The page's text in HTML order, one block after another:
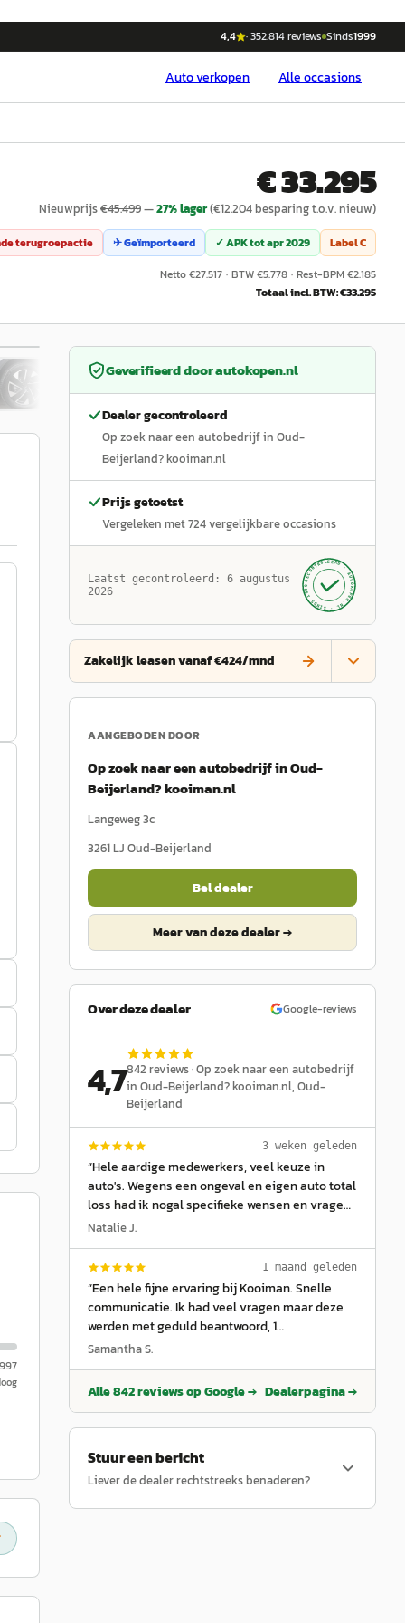
4,4 ·352.814reviews Sinds1999
Autoverkopen Alle occasions
€ 33.295
Nieuwprijs€45.499—27% lager(€12.204besparing t.o.v. nieuw)
terugroepactie ✈ Geïmporteerd ✓ APK totapr 2029 LabelC
Netto €27.517 · BTW €5.778 · Rest-BPM €2.185
Totaal incl. BTW: €33.295
/37
Geverifieerd doorautokopen.nl
Dealer gecontroleerd
Op zoek naar een autobedrijf in Oud-
Beijerland? kooiman.nl
Prijs getoetst
Vergeleken met724vergelijkbare occasions
Laatst gecontroleerd: 6 augustus
2026
GECONTROLEERD ·
AUTOKOPEN.NL
· SINDS 1999 ·
Zakelijk leasen vanaf €424/mnd
AANGEBODEN DOOR
Op zoek naar een autobedrijf in Oud-
Beijerland? kooiman.nl
Langeweg 3c
3261 LJ Oud-Beijerland
Bel dealer
Meer van deze dealer →
Over deze dealer Google-reviews
4,7842 reviews ·Op zoek naar een autobedrijf
in Oud-Beijerland? kooiman.nl, Oud-
Beijerland
3 weken geleden
“Hele aardige medewerkers, veel keuze in
auto's. Wegens een ongeval en eigen auto total
loss had ik nogal specifieke wensen en vragen.
Maar niets was onmogelijk en alles
afspraken zijn snel en keurig nagekomen!
Hartelijk dank hiervoor. ”
Natalie J.
1 maand geleden
“Een hele fijne ervaring bij Kooiman. Snelle
communicatie. Ik had veel vragen maar deze
werden met geduld beantwoord, 1
contactpersoon, duidelijkheid en ik voelde
goed in foto’s maken!”
Samantha S.
Alle842reviews op Google → Dealerpagina →
Stuur een bericht
Liever de dealer rechtstreeks benaderen?